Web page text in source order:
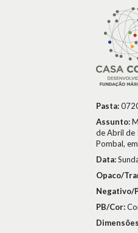
Pasta:
Assunto:
de Abril de
Pombal,
Data:
Opaco/
Negativo/
PB/Cor: